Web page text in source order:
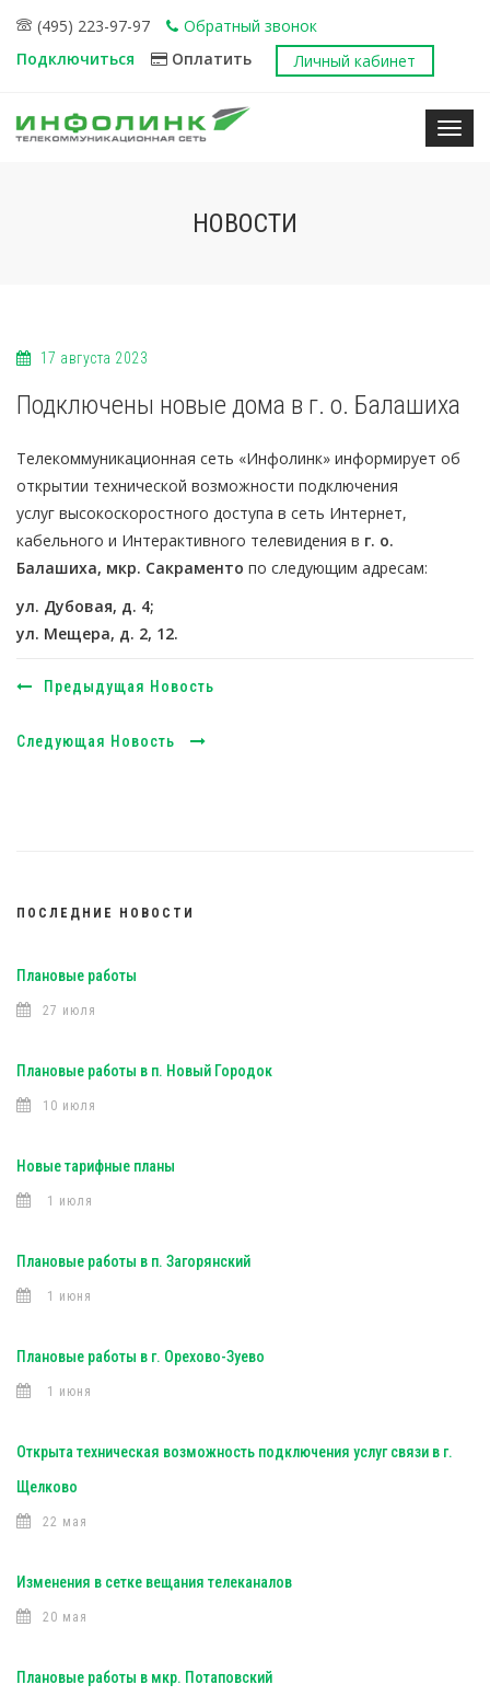
(495) 223-97-97
Обратный звонок
Подключиться
Оплатить Личный кабинет
НОВОСТИ
17 августа 2023
Подключены новые дома в г. о. Балашиха
Телекоммуникационная сеть «Инфолинк» информирует об
открытии технической возможности подключения
услуг высокоскоростного доступа в сеть Интернет,
кабельного и Интерактивного телевидения в г. о.
Балашиха, мкр. Сакраменто по следующим адресам:
ул. Дубовая, д. 4;
ул. Мещера, д. 2, 12.
Предыдущая Новость
Следующая Новость
ПОСЛЕДНИЕ НОВОСТИ
Плановые работы
27 июля
Плановые работы в п. Новый Городок
10 июля
Новые тарифные планы
1 июля
Плановые работы в п. Загорянский
1 июня
Плановые работы в г. Орехово-Зуево
1 июня
Открыта техническая возможность подключения услуг связи в г.
Щелково
22 мая
Изменения в сетке вещания телеканалов
20 мая
Плановые работы в мкр. Потаповский